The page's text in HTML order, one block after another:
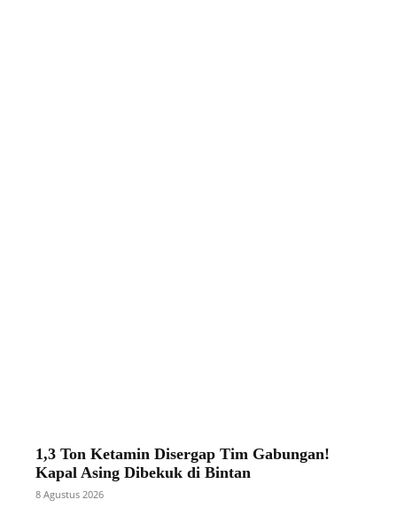
1,3 Ton Ketamin Disergap Tim Gabungan!
Kapal Asing Dibekuk di Bintan
8 Agustus 2026